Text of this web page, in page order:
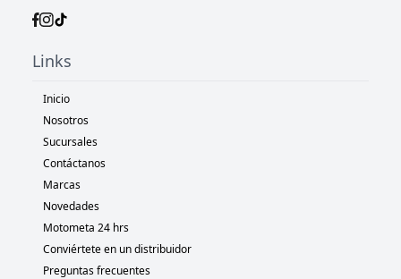
Links
Inicio
Nosotros
Sucursales
Contáctanos
Marcas
Novedades
Motometa 24 hrs
Conviértete en un distribuidor
Preguntas frecuentes